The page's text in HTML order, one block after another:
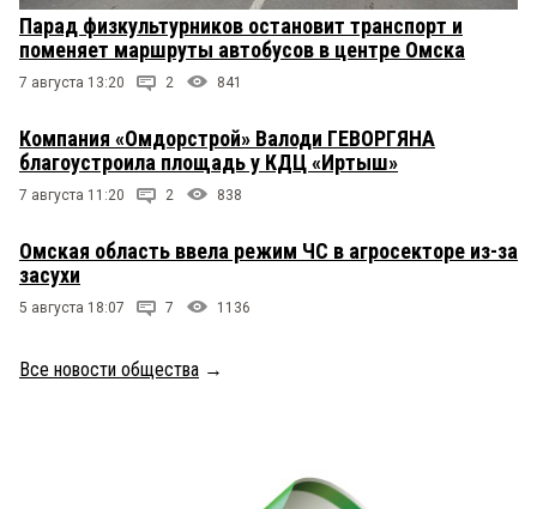
Парад физкультурников остановит транспорт и
поменяет маршруты автобусов в центре Омска
7 августа 13:20 2 841
Компания «Омдорстрой» Валоди ГЕВОРГЯНА
благоустроила площадь у КДЦ «Иртыш»
7 августа 11:20 2 838
Омская область ввела режим ЧС в агросекторе из-за
засухи
5 августа 18:07 7 1136
Все новости общества →